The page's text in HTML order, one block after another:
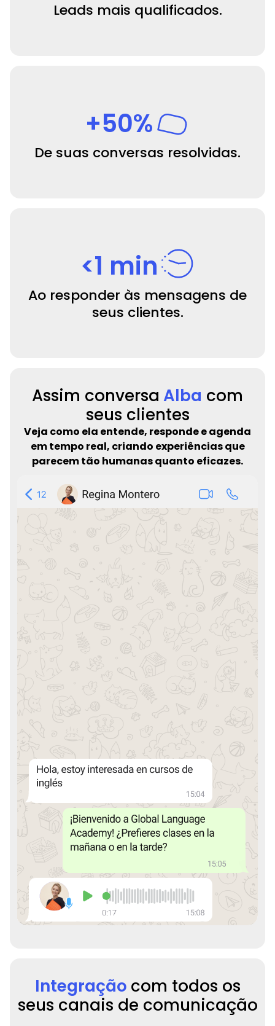
Leads mais qualificados.
+50%
De suas conversas resolvidas.
<1 min
Ao responder às mensagens de
seus clientes.
Assim conversa Alba com
seus clientes
Veja como ela entende, responde e agenda
em tempo real, criando experiências que
parecem tão humanas quanto eficazes.
Integração com todos os
seus canais de comunicação